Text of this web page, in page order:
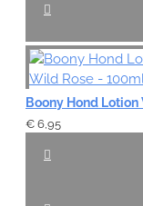
€ 6,95